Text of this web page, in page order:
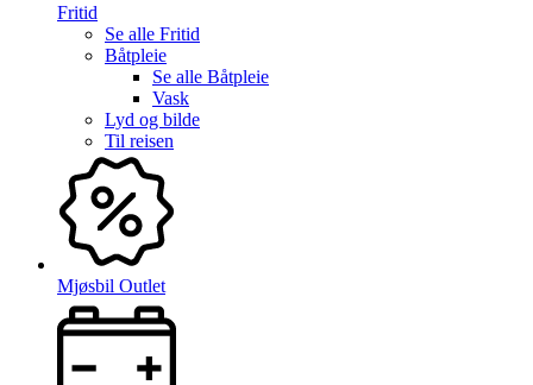
Fritid
Se alle Fritid
Båtpleie
Se alle Båtpleie
Vask
Lyd og bilde
Til reisen
Mjøsbil Outlet